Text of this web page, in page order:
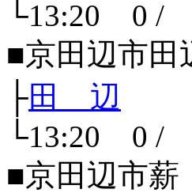
└13:20 0 /
■京田辺市田
├田 辺
└13:20 0 /
■京田辺市薪